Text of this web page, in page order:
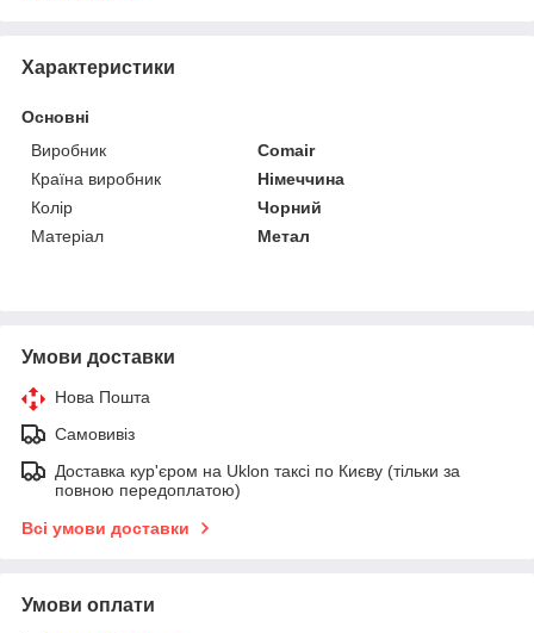
Характеристики
Основні
Виробник
Comair
Країна виробник
Німеччина
Колір
Чорний
Матеріал
Метал
Умови доставки
Нова Пошта
Самовивіз
Доставка кур'єром на Uklon таксі по Києву (тільки за
повною передоплатою)
Всі умови доставки
Умови оплати